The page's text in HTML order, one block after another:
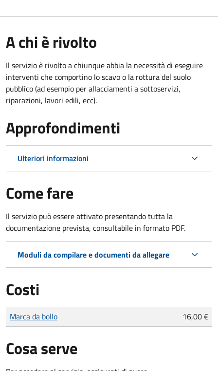
A chi è rivolto
Il servizio è rivolto a chiunque abbia la necessità di eseguire
interventi che comportino lo scavo o la rottura del suolo
pubblico (ad esempio per allacciamenti a sottoservizi,
riparazioni, lavori edili, ecc).
Approfondimenti
Ulteriori informazioni
Come fare
Il servizio può essere attivato presentando tutta la
documentazione prevista, consultabile in formato PDF.
Moduli da compilare e documenti da allegare
Costi
Tipo di pagamento
Importo
Marca da bollo 16,00 €
Cosa serve